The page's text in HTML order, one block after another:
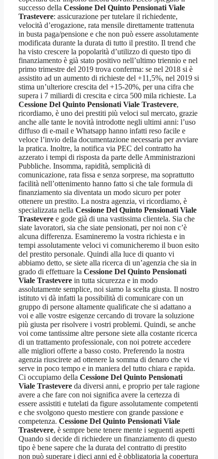
successo della Cessione Del Quinto Pensionati Viale
Trastevere: assicurazione per tutelare il richiedente,
velocità d’erogazione, rata mensile direttamente trattenuta
in busta paga/pensione e che non può essere assolutamente
modificata durante la durata di tutto il prestito. Il trend che
ha visto crescere la popolarità d’utilizzo di questo tipo di
finanziamento è già stato positivo nell’ultimo triennio e nel
primo trimestre del 2019 trova conferma: se nel 2018 si è
assistito ad un aumento di richieste del +11,5%, nel 2019 si
stima un’ulteriore crescita del +15-20%, per una cifra che
supera i 7 miliardi di crescita e circa 500 mila richieste. La
Cessione Del Quinto Pensionati Viale Trastevere,
ricordiamo, è uno dei prestiti più veloci sul mercato, grazie
anche alle tante le novità introdotte negli ultimi anni: l’uso
diffuso di e-mail e Whatsapp hanno infatti reso facile e
veloce l’invio della documentazione necessaria per avviare
la pratica. Inoltre, la notifica via PEC del contratto ha
azzerato i tempi di risposta da parte delle Amministrazioni
Pubbliche. Insomma, rapidità, semplicità di
comunicazione, rata fissa e senza sorprese, ma soprattutto
facilità nell’ottenimento hanno fatto si che tale formula di
finanziamento sia diventata un modo sicuro per poter
ottenere un prestito. La nostra agenzia, vi ricordiamo, è
specializzata nella Cessione Del Quinto Pensionati Viale
Trastevere e gode già di una vastissima clientela. Sia che
siate lavoratori, sia che siate pensionati, per noi non c’è
alcuna differenza. Esamineremo la vostra richiesta e in
tempi assolutamente veloci vi comunicheremo il buon esito
del prestito personale. Quindi alla luce di quanto vi
abbiamo detto, se siete alla ricerca di un’agenzia che sia in
grado di effettuare la Cessione Del Quinto Pensionati
Viale Trastevere in tutta sicurezza e in modo
assolutamente semplice, noi siamo la scelta giusta. Il nostro
istituto vi dà infatti la possibilità di comunicare con un
gruppo di persone altamente qualificate che si adattano a
voi e alle vostre esigenze cercando di trovare la soluzione
più giusta per risolvere i vostri problemi. Quindi, se anche
voi come tantissime altre persone siete alla costante ricerca
di un trattamento professionale, con noi potrete accedere
alle migliori offerte a basso costo. Preferendo la nostra
agenzia riuscirete ad ottenere la somma di denaro che vi
serve in poco tempo e in maniera del tutto chiara e rapida.
Ci occupiamo della Cessione Del Quinto Pensionati
Viale Trastevere da diversi anni, e proprio per tale ragione
avere a che fare con noi significa avere la certezza di
essere assistiti e tutelati da figure assolutamente competenti
e che svolgono questo mestiere con grande passione e
competenza. Cessione Del Quinto Pensionati Viale
Trastevere, è sempre bene tenere mente i seguenti aspetti
Quando si decide di richiedere un finanziamento di questo
tipo è bene sapere che la durata del contratto di prestito
non può superare i dieci anni ed è obbligatoria la copertura